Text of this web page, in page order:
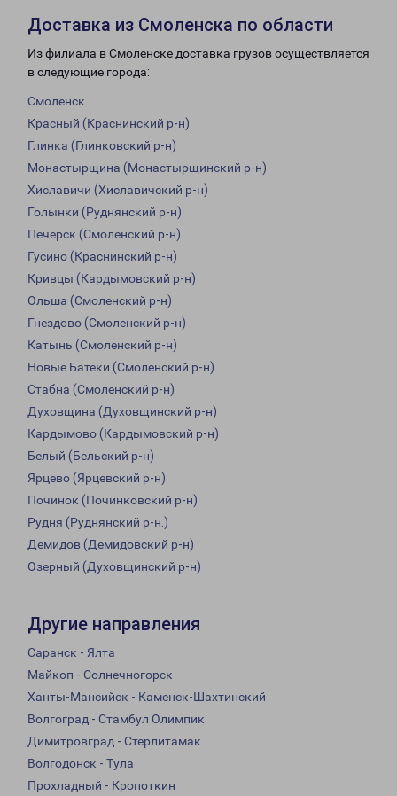
Доставка из Смоленска по области
Из филиала в Смоленске доставка грузов осуществляется
в следующие города:
Смоленск
Красный (Краснинский р-н)
Глинка (Глинковский р-н)
Монастырщина (Монастырщинский р-н)
Хиславичи (Хиславичский р-н)
Голынки (Руднянский р-н)
Печерск (Смоленский р-н)
Гусино (Краснинский р-н)
Кривцы (Кардымовский р-н)
Ольша (Смоленский р-н)
Гнездово (Смоленский р-н)
Катынь (Смоленский р-н)
Новые Батеки (Смоленский р-н)
Стабна (Смоленский р-н)
Духовщина (Духовщинский р-н)
Кардымово (Кардымовский р-н)
Белый (Бельский р-н)
Ярцево (Ярцевский р-н)
Починок (Починковский р-н)
Рудня (Руднянский р-н.)
Демидов (Демидовский р-н)
Озерный (Духовщинский р-н)
Другие направления
Саранск - Ялта
Майкоп - Солнечногорск
Ханты-Мансийск - Каменск-Шахтинский
Волгоград - Стамбул Олимпик
Димитровград - Стерлитамак
Волгодонск - Тула
Прохладный - Кропоткин